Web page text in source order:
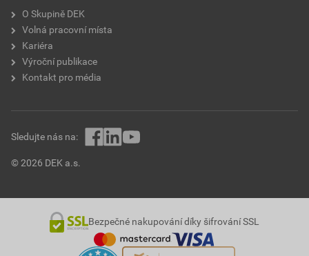
O Skupině DEK
Volná pracovní místa
Kariéra
Výroční publikace
Kontakt pro média
© 2026 DEK a.s.
Sledujte nás na:
Bezpečné nakupování díky šifrování SSL